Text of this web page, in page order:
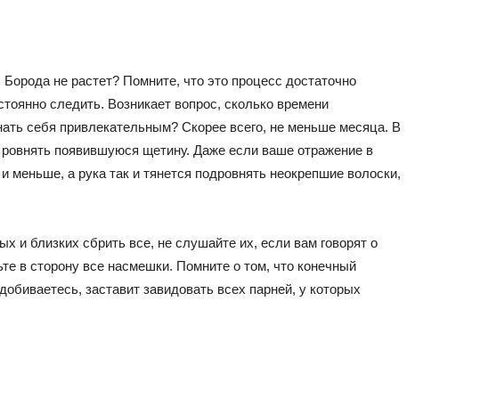
не растет? Помните, что это процесс достаточно
следить. Возникает вопрос, сколько времени
себя привлекательным? Скорее всего, не меньше месяца. В
появившуюся щетину. Даже если ваше отражение в
меньше, а рука так и тянется подровнять неокрепшие волоски,
и близких сбрить все, не слушайте их, если вам говорят о
в сторону все насмешки. Помните о том, что конечный
заставит завидовать всех парней, у которых